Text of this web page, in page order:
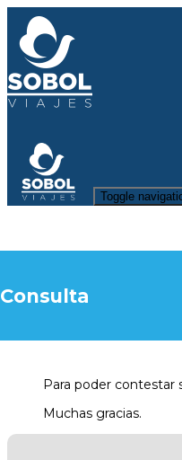
Toggle
Consulta
Para poder
Muchas gracias.